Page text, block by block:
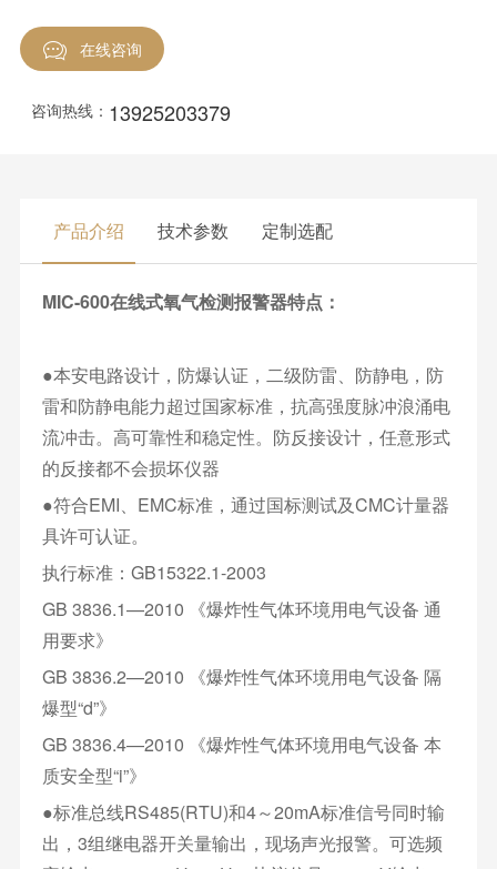
在线咨询
咨询热线： 13925203379
产品介绍 技术参数 定制选配
MIC-600在线式氧气检测报警器特点：
●本安电路设计，防爆认证，二级防雷、防静电，防
雷和防静电能力超过国家标准，抗高强度脉冲浪涌电
流冲击。高可靠性和稳定性。防反接设计，任意形式
的反接都不会损坏仪器
●符合EMI、EMC标准，通过国标测试及CMC计量器
具许可认证。
执行标准：GB15322.1-2003
GB 3836.1—2010 《爆炸性气体环境用电气设备 通
用要求》
GB 3836.2—2010 《爆炸性气体环境用电气设备 隔
爆型“d”》
GB 3836.4—2010 《爆炸性气体环境用电气设备 本
质安全型“i”》
●标准总线RS485(RTU)和4～20mA标准信号同时输
出，3组继电器开关量输出，现场声光报警。可选频